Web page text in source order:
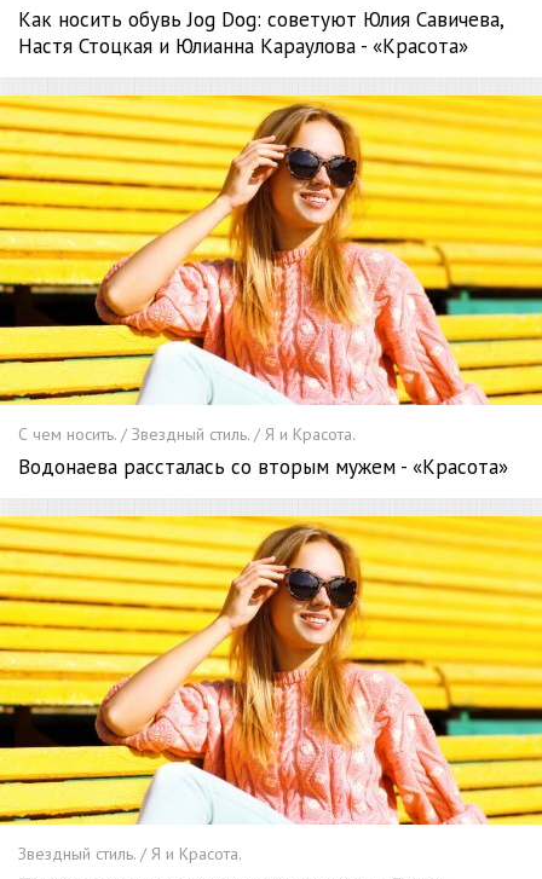
Как носить обувь Jog Dog: советуют Юлия Савичева,
Настя Стоцкая и Юлианна Караулова - «Красота»
С чем носить. / Звездный стиль. / Я и Красота.
Водонаева рассталась со вторым мужем - «Красота»
Звездный стиль. / Я и Красота.